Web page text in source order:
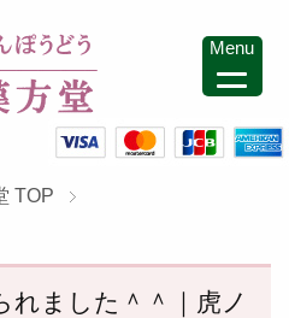
TOP
れました＾＾｜虎ノ
Menu